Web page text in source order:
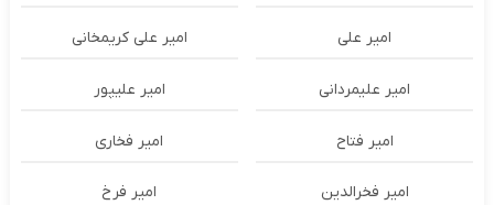
امیر علی امیر علی کریمخانی
امیر علیمردانی امیر علیپور
امیر فتاح امیر فخاری
امیر فخرالدین امیر فرخ